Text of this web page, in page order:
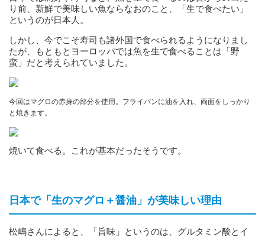
り前、新鮮で美味しい魚ならなおのこと、「生で食べたい」
というのが日本人。
しかし、今でこそ寿司も諸外国で食べられるようになりまし
たが、もともとヨーロッパでは魚を生で食べることは「野
蛮」だと考えられていました。
今回はマグロの赤身の部分を使用。フライパンに油を入れ、両面をしっかり
と焼きます。
焼いて食べる。これが基本だったそうです。
日本で「生のマグロ＋醤油」が美味しい理由
松嶋さんによると、「旨味」というのは、グルタミン酸とイ